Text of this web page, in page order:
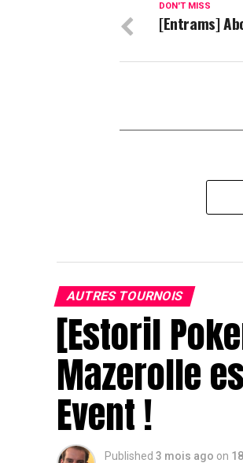
DON'T MISS
[Entrams]
AUTRES TOURNOIS
[Estoril
Mazerolle
Event !
Published 3 mois ago on